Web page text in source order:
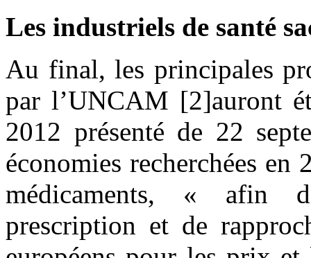
Les industriels de santé
Au final, les principales
par l’UNCAM [2]auront
2012 présenté de 22
économies recherchées
médicaments, « afin
prescription et de